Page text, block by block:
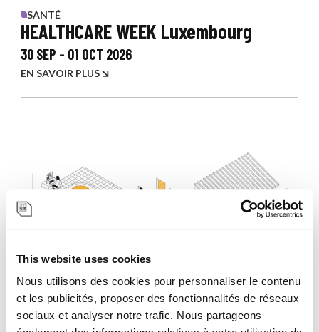
This website uses cookies
Nous utilisons des cookies pour personnaliser le contenu
et les publicités, proposer des fonctionnalités de réseaux
sociaux et analyser notre trafic. Nous partageons
SANTÉ
HEALTHCARE WEEK Luxembourg
30 SEP - 01 OCT 2026
EN SAVOIR PLUS